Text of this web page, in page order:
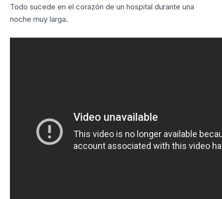
Todo sucede en el corazón de un hospital durante una
noche muy larga.